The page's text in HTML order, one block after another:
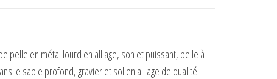
pelle en métal lourd en alliage, son et puissant, pelle à
le sable profond, gravier et sol en alliage de qualité